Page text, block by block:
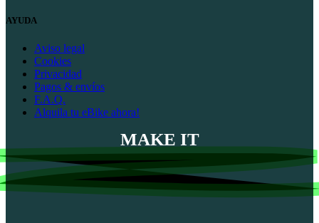
AYUDA
Aviso legal
Cookies
Privacidad
Pagos & envíos
F.A.Q.
Alquila tu eBike ahora!
MAKE IT